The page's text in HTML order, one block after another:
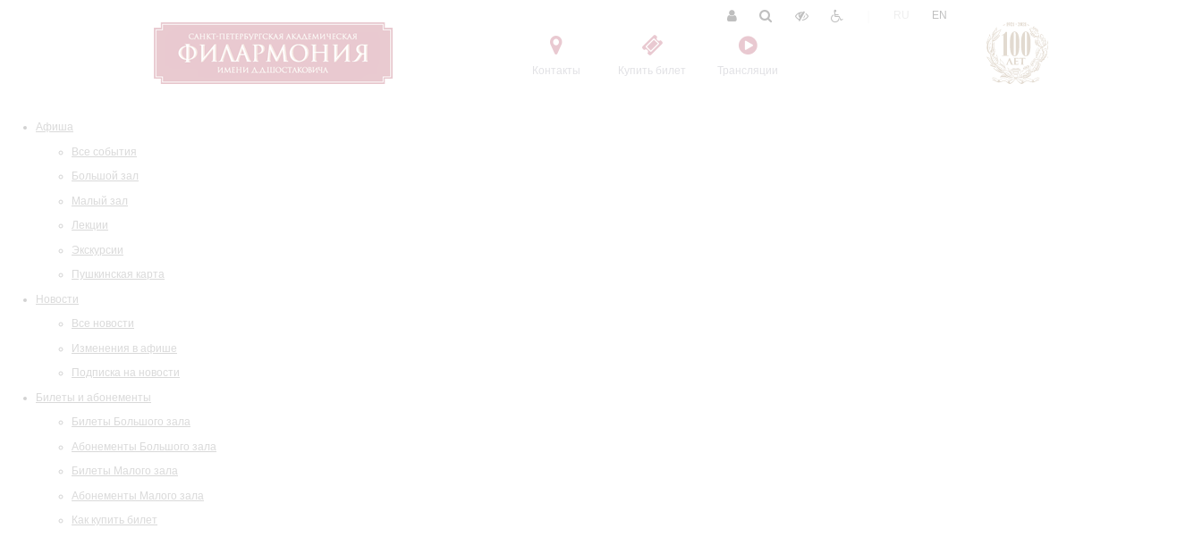
Контакты Купить билет Трансляции
EN
Афиша
Все события
Большой зал
Малый зал
Лекции
Экскурсии
Пушкинская карта
Новости
Все новости
Изменения в афише
Подписка на новости
Билеты и абонементы
Билеты Большого зала
Абонементы Большого зала
Билеты Малого зала
Абонементы Малого зала
Как купить билет